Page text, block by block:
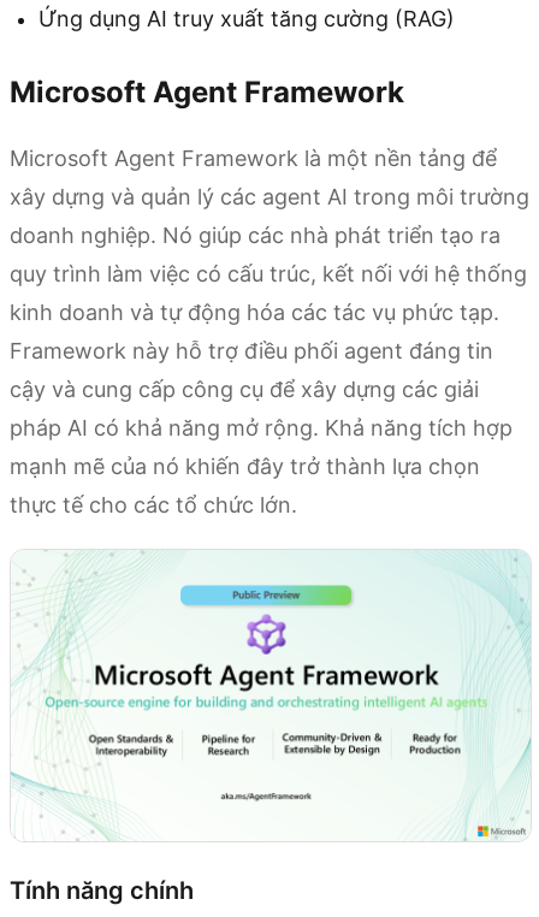
Ứng dụng AI truy xuất tăng cường (RAG)
Microsoft Agent Framework
Microsoft Agent Framework là một nền tảng để
xây dựng và quản lý các agent AI trong môi trường
doanh nghiệp. Nó giúp các nhà phát triển tạo ra
quy trình làm việc có cấu trúc, kết nối với hệ thống
kinh doanh và tự động hóa các tác vụ phức tạp.
Framework này hỗ trợ điều phối agent đáng tin
cậy và cung cấp công cụ để xây dựng các giải
pháp AI có khả năng mở rộng. Khả năng tích hợp
mạnh mẽ của nó khiến đây trở thành lựa chọn
thực tế cho các tổ chức lớn.
Tính năng chính